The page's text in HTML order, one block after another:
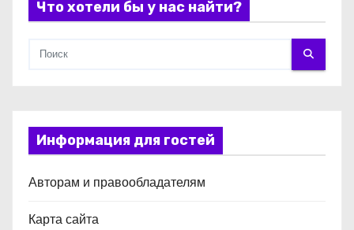
м
Что хотели бы у нас найти?
Информация для гостей
Авторам и правообладателям
Карта сайта